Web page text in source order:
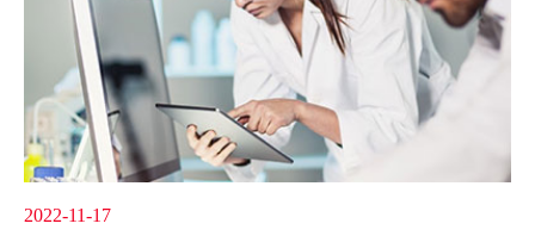
2022-11-17